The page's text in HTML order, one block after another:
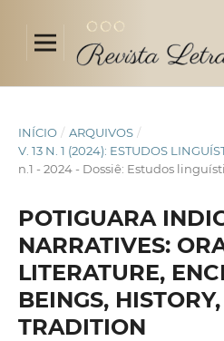
INÍCIO / ARQUIVOS /
V. 13 N. 1 (2024): ESTUDOS
n.1 - 2024 - Dossiê: Estudos
POTIGUARA
NARRATIVES:
LITERATURE,
BEINGS,
TRADITION